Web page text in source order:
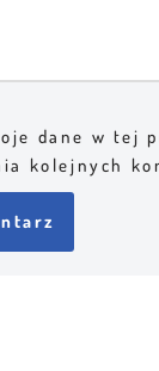
dane w tej
kolejnych